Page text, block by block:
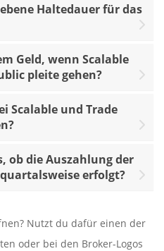
Haltedauer für das
Geld, wenn Scalable
pleite gehen?
Scalable und Trade
ob die Auszahlung der
erfolgt?
Nutzt du dafür einen der
oder bei den Broker-Logos